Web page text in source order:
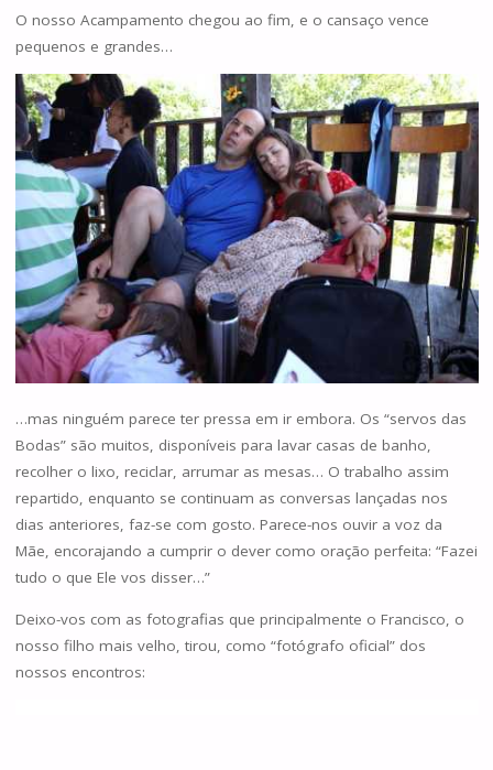
O nosso Acampamento chegou ao fim, e o cansaço vence
pequenos e grandes…
…mas ninguém parece ter pressa em ir embora. Os “servos das
Bodas” são muitos, disponíveis para lavar casas de banho,
recolher o lixo, reciclar, arrumar as mesas… O trabalho assim
repartido, enquanto se continuam as conversas lançadas nos
dias anteriores, faz-se com gosto. Parece-nos ouvir a voz da
Mãe, encorajando a cumprir o dever como oração perfeita: “Fazei
tudo o que Ele vos disser…”
Deixo-vos com as fotografias que principalmente o Francisco, o
nosso filho mais velho, tirou, como “fotógrafo oficial” dos
nossos encontros: